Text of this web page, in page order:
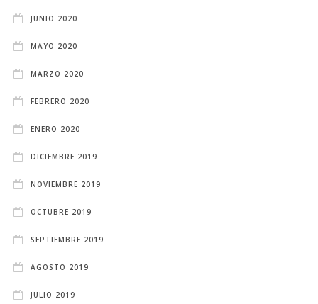
JUNIO 2020
MAYO 2020
MARZO 2020
FEBRERO 2020
ENERO 2020
DICIEMBRE 2019
NOVIEMBRE 2019
OCTUBRE 2019
SEPTIEMBRE 2019
AGOSTO 2019
JULIO 2019